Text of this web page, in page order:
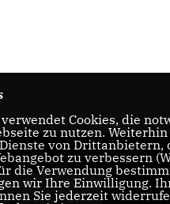
Cookies, die
zu nutzen. Weiterhin
von Drittanbietern,
zu verbessern
die Verwendung
wir Ihre Einwilligung.
Sie jederzeit